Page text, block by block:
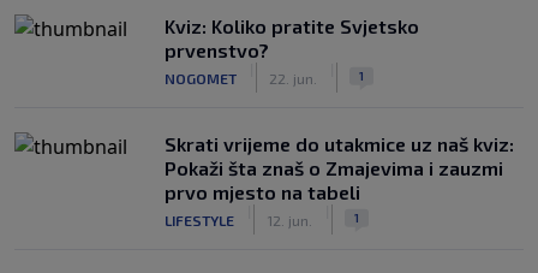
Kviz: Koliko pratite Svjetsko
prvenstvo?
NOGOMET 22. jun. 1
Skrati vrijeme do utakmice uz naš kviz:
Pokaži šta znaš o Zmajevima i zauzmi
prvo mjesto na tabeli
LIFESTYLE 12. jun. 1